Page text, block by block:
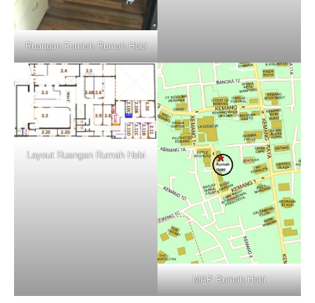
Ruangan Furnish Rumah Hobi
Layout Ruangan Rumah Hobi
MAP Rumah Hobi